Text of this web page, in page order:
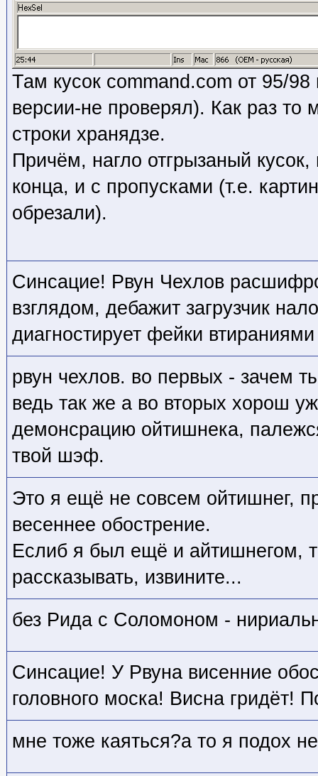
Там кусок command.com от 95/
версии-не проверял). Как раз то
строки хранядзе.
Причём, нагло отгрызаный
конца, и с пропусками (т.е.
обрезали).
Синсацие! Рвун Чехлов
взглядом, дебажит загрузчик
диагностирует фейки
рвун чехлов. во первых - зачем
ведь так же а во вторых хорош
демонсрацию ойтишнека,
твой шэф.
Это я ещё не совсем ойтишнег,
весеннее обострение.
Еслиб я был ещё и айтишнегом,
рассказывать, извините...
без Рида с Соломоном -
Синсацие! У Рвуна висенние
головного моска! Висна гридёт!
мне тоже каяться?а то я подох